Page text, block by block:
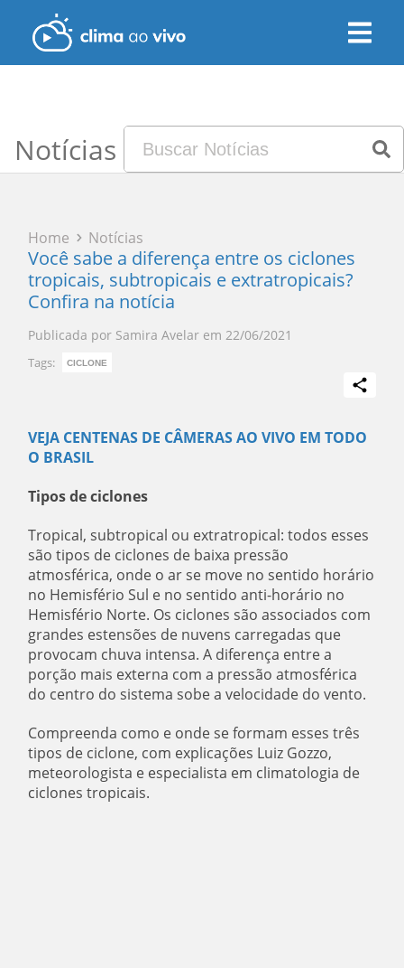
Notícias
Home Notícias
Você sabe a diferença entre os ciclones
tropicais, subtropicais e extratropicais?
Confira na notícia
Publicada por Samira Avelar em 22/06/2021
Tags: CICLONE
VEJA CENTENAS DE CÂMERAS AO VIVO EM TODO
O BRASIL
Tipos de ciclones
Tropical, subtropical ou extratropical: todos esses
são tipos de ciclones de baixa pressão
atmosférica, onde o ar se move no sentido horário
no Hemisfério Sul e no sentido anti-horário no
Hemisfério Norte. Os ciclones são associados com
grandes estensões de nuvens carregadas que
provocam chuva intensa. A diferença entre a
porção mais externa com a pressão atmosférica
do centro do sistema sobe a velocidade do vento.
Compreenda como e onde se formam esses três
tipos de ciclone, com explicações Luiz Gozzo,
meteorologista e especialista em climatologia de
ciclones tropicais.